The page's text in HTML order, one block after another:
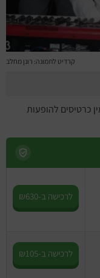
קרדיט לתמונה: רונן מחלב
כרטיסים להופעות
לרכישה ב-₪630
לרכישה ב-₪105